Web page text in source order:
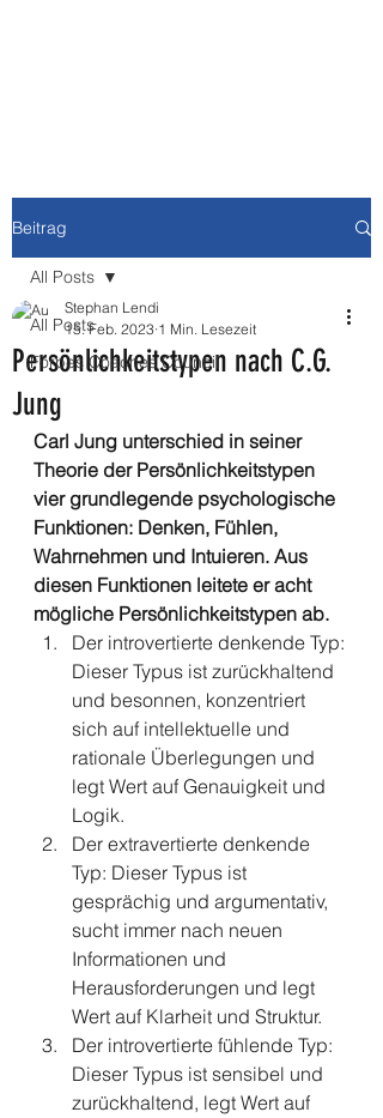
Beitrag
All Posts
Forbes Coaches Council
All Posts
Persönlichkeitstypen nach C.G.
Jung
Stephan Lendi
15. Feb. 2023 1 Min. Lesezeit
Carl Jung unterschied in seiner
Theorie der Persönlichkeitstypen
vier grundlegende psychologische
Funktionen: Denken, Fühlen,
Wahrnehmen und Intuieren. Aus
diesen Funktionen leitete er acht
mögliche Persönlichkeitstypen ab.
Der introvertierte denkende Typ:
Dieser Typus ist zurückhaltend
und besonnen, konzentriert
sich auf intellektuelle und
rationale Überlegungen und
legt Wert auf Genauigkeit und
Logik.
Der extravertierte denkende
Typ: Dieser Typus ist
gesprächig und argumentativ,
sucht immer nach neuen
Informationen und
Herausforderungen und legt
Wert auf Klarheit und Struktur.
Der introvertierte fühlende Typ:
Dieser Typus ist sensibel und
zurückhaltend, legt Wert auf